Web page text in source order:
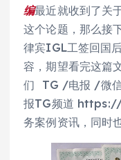
编最近就收到了关
这个论题，那么接
律宾IGL工签回国
容，期望看完这篇
们 TG /电报 /微
报TG频道
务案例资讯，同时